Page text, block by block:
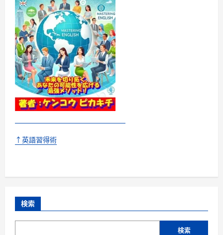
↑英語習得術
検索
検索